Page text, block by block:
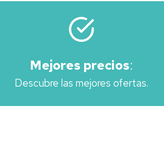
Mejores precios:
Descubre las mejores ofertas.